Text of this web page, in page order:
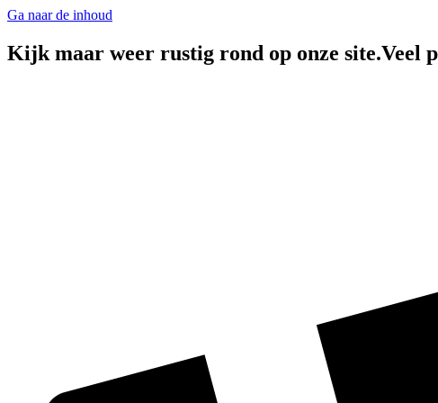
Ga naar de inhoud
Kijk maar weer rustig rond op onze site.Veel